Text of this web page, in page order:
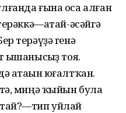
ғына оса алған
әсәйгә
терәүҙә генә
ышанысһыҙ тоя.
атаһын юғалтҡан.
миңә ҡыйын була
уйлай